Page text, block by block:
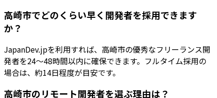
高崎市でどのくらい早く開発者を採用できます
か？
JapanDev.jpを利用すれば、高崎市の優秀なフリーランス開
発者を24〜48時間以内に確保できます。フルタイム採用の
場合は、約14日程度が目安です。
高崎市のリモート開発者を選ぶ理由は？